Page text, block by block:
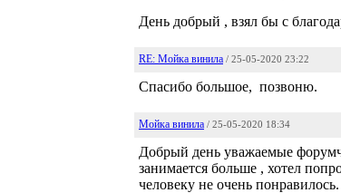
День добрый , взял бы с
RE: Мойка винила / 25-05-2020 23:22
Спасибо большое, позвоню.
Мойка винила / 25-05-2020 18:34
Добрый день уважаемые
занимается больше , хотел
человеку не очень